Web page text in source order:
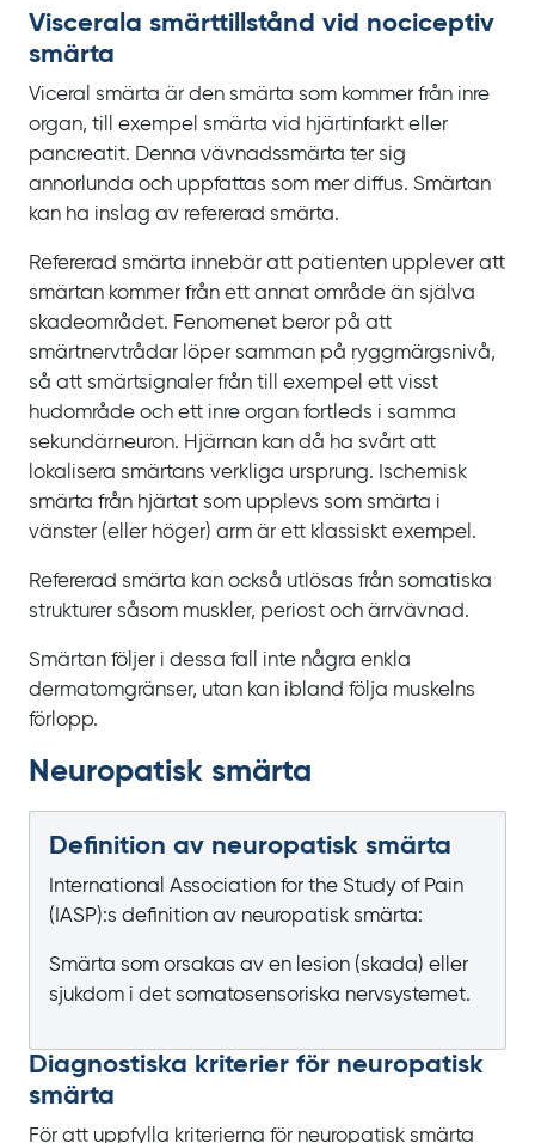
Viscerala smärttillstånd vid nociceptiv
smärta
Viceral smärta är den smärta som kommer från inre
organ, till exempel smärta vid hjärtinfarkt eller
pancreatit. Denna vävnadssmärta ter sig
annorlunda och uppfattas som mer diffus. Smärtan
kan ha inslag av refererad smärta.
Refererad smärta innebär att patienten upplever att
smärtan kommer från ett annat område än själva
skadeområdet. Fenomenet beror på att
smärtnervtrådar löper samman på ryggmärgsnivå,
så att smärtsignaler från till exempel ett visst
hudområde och ett inre organ fortleds i samma
sekundärneuron. Hjärnan kan då ha svårt att
lokalisera smärtans verkliga ursprung. Ischemisk
smärta från hjärtat som upplevs som smärta i
vänster (eller höger) arm är ett klassiskt exempel.
Refererad smärta kan också utlösas från somatiska
strukturer såsom muskler, periost och ärrvävnad.
Smärtan följer i dessa fall inte några enkla
dermatomgränser, utan kan ibland följa muskelns
förlopp.
Neuropatisk smärta
Definition av neuropatisk smärta
International Association for the Study of Pain
(IASP):s definition av neuropatisk smärta:
Smärta som orsakas av en lesion (skada) eller
sjukdom i det somatosensoriska nervsystemet.
Diagnostiska kriterier för neuropatisk
smärta
För att uppfylla kriterierna för neuropatisk smärta